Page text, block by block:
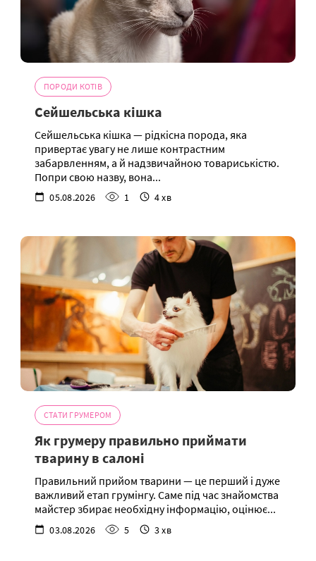
ПОРОДИ КОТІВ
Сейшельська кішка
Сейшельська кішка — рідкісна порода, яка
привертає увагу не лише контрастним
забарвленням, а й надзвичайною товариськістю.
Попри свою назву, вона...
05.08.2026 1 4 хв
СТАТИ ГРУМЕРОМ
Як грумеру правильно приймати
тварину в салоні
Правильний прийом тварини — це перший і дуже
важливий етап грумінгу. Саме під час знайомства
майстер збирає необхідну інформацію, оцінює...
03.08.2026 5 3 хв